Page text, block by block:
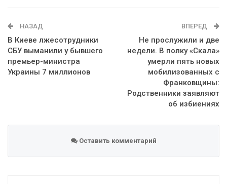
НАЗАД
В Киеве лжесотрудники
СБУ выманили у бывшего
премьер-министра
Украины 7 миллионов
ВПЕРЕД
Не прослужили и две
недели. В полку «Скала»
умерли пять новых
мобилизованных с
Франковщины:
Родственники заявляют
об избиениях
Оставить комментарий